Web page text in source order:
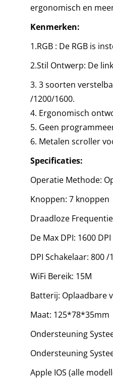
ergonomisch en
Kenmerken:
1.RGB : De RGB is
2.Stil Ontwerp: De
3. 3 soorten
/1200/1600.
4. Ergonomisch
5. Geen
6. Metalen scroller
Specificaties:
Operatie Methode:
Knoppen: 7 knoppen
Draadloze
De Max DPI: 1600 DPI
DPI Schakelaar: 800 /
WiFi Bereik: 15M
Batterij: Oplaadbare
Maat: 125*78*35mm
Ondersteuning
Ondersteuning
Apple IOS (alle